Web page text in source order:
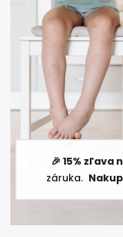
🎉 15% zľava
záruka.